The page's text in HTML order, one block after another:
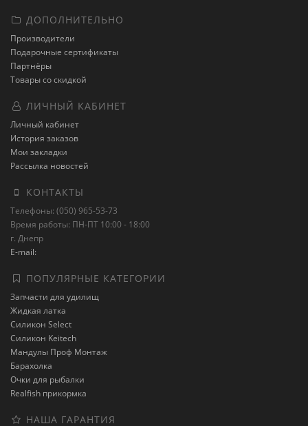
ДОПОЛНИТЕЛЬНО
Производители
Подарочные сертификаты
Партнёры
Товары со скидкой
ЛИЧНЫЙ КАБИНЕТ
Личный кабинет
История заказов
Мои закладки
Рассылка новостей
КОНТАКТЫ
Телефоны: (050) 965-53-73
Время работы: ПН-ПТ 10:00 - 18:00
г. Днепр
E-mail:
ПОПУЛЯРНЫЕ КАТЕГОРИИ
Запчасти для удилищ
Жидкая латка
Силикон Select
Силикон Keitech
Мандулы Проф Монтаж
Барахолка
Очки для рыбалки
Realfish прикормка
НАША ГАРАНТИЯ